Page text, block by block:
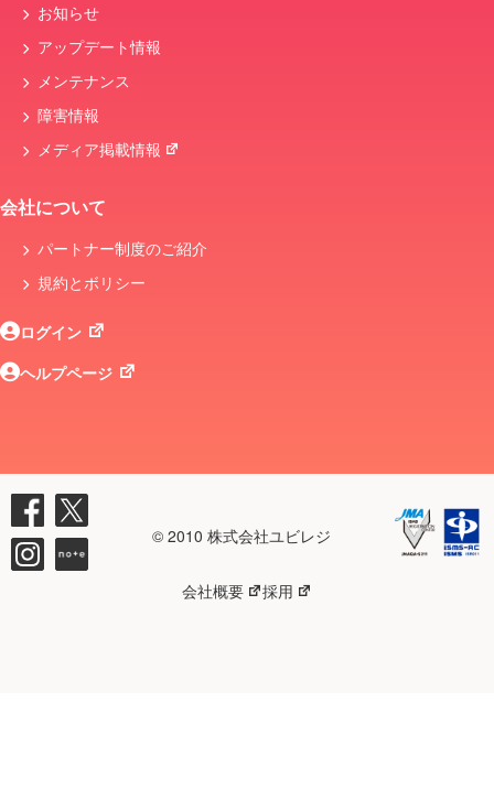
お知らせ
アップデート情報
メンテナンス
障害情報
メディア掲載情報
会社について
パートナー制度のご紹介
規約とボリシー
ログイン
ヘルプページ
© 2010 株式会社ユビレジ
会社概要 採用